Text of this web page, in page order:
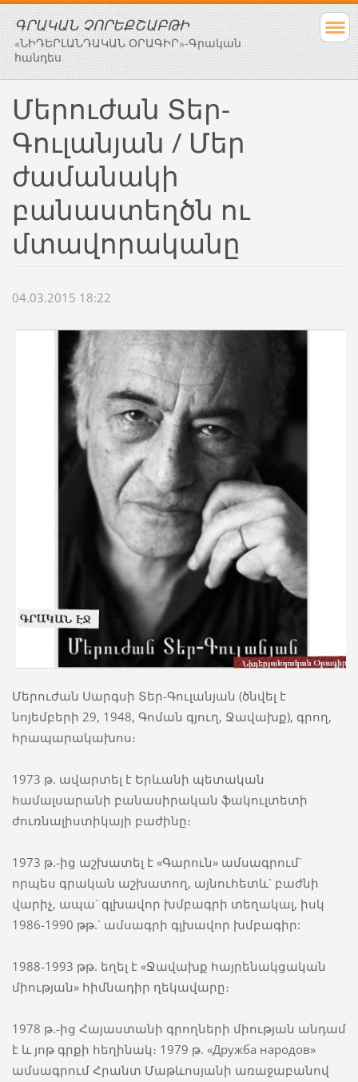
ԳՐԱԿԱՆ ՉՈՐԵՔՇԱԲԹԻ
«ՆԻԴԵՐԼԱՆԴԱԿԱՆ ՕՐԱԳԻՐ»-Գրական
հանդես
Մերուժան Տեր-
Գուլանյան / Մեր
ժամանակի
բանաստեղծն ու
մտավորականը
04.03.2015 18:22
Մերուժան Սարգսի Տեր-Գուլանյան (ծնվել է
նոյեմբերի 29, 1948, Գոման գյուղ, Ջավախք), գրող,
հրապարակախոս։
1973 թ. ավարտել է Երևանի պետական
համալսարանի բանասիրական ֆակուլտետի
ժուռնալիստիկայի բաժինը։
1973 թ.-ից աշխատել է «Գարուն» ամսագրում`
որպես գրական աշխատող, այնուհետև` բաժնի
վարիչ, ապա` գլխավոր խմբագրի տեղակալ, իսկ
1986-1990 թթ.` ամսագրի գլխավոր խմբագիր:
1988-1993 թթ. եղել է «Ջավախք հայրենակցական
միության» հիմնադիր ղեկավարը։
1978 թ.-ից Հայաստանի գրողների միության անդամ
է և յոթ գրքի հեղինակ։ 1979 թ. «Дружба народов»
ամսագրում Հրանտ Մաթևոսյանի առաջաբանով